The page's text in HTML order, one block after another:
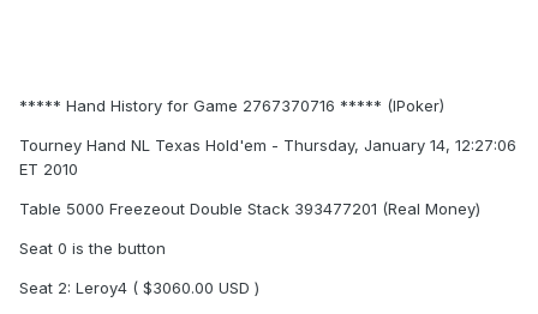
***** Hand History for Game 2767370716 ***** (IPoker)
Tourney Hand NL Texas Hold'em - Thursday, January 14, 12:27:06
ET 2010
Table 5000 Freezeout Double Stack 393477201 (Real Money)
Seat 0 is the button
Seat 2: Leroy4 ( $3060.00 USD )